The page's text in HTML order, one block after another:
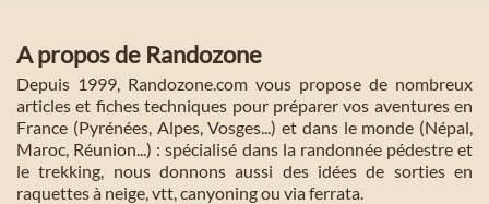
A propos de Randozone
Depuis 1999, Randozone.com vous propose de nombreux
articles et fiches techniques pour préparer vos aventures en
France (Pyrénées, Alpes, Vosges...) et dans le monde (Népal,
Maroc, Réunion...) : spécialisé dans la randonnée pédestre et
le trekking, nous donnons aussi des idées de sorties en
raquettes à neige, vtt, canyoning ou via ferrata.